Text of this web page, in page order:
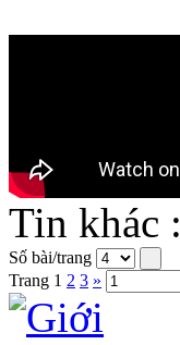
Tin khác :
Số bài/trang
Trang 1 2 3 »